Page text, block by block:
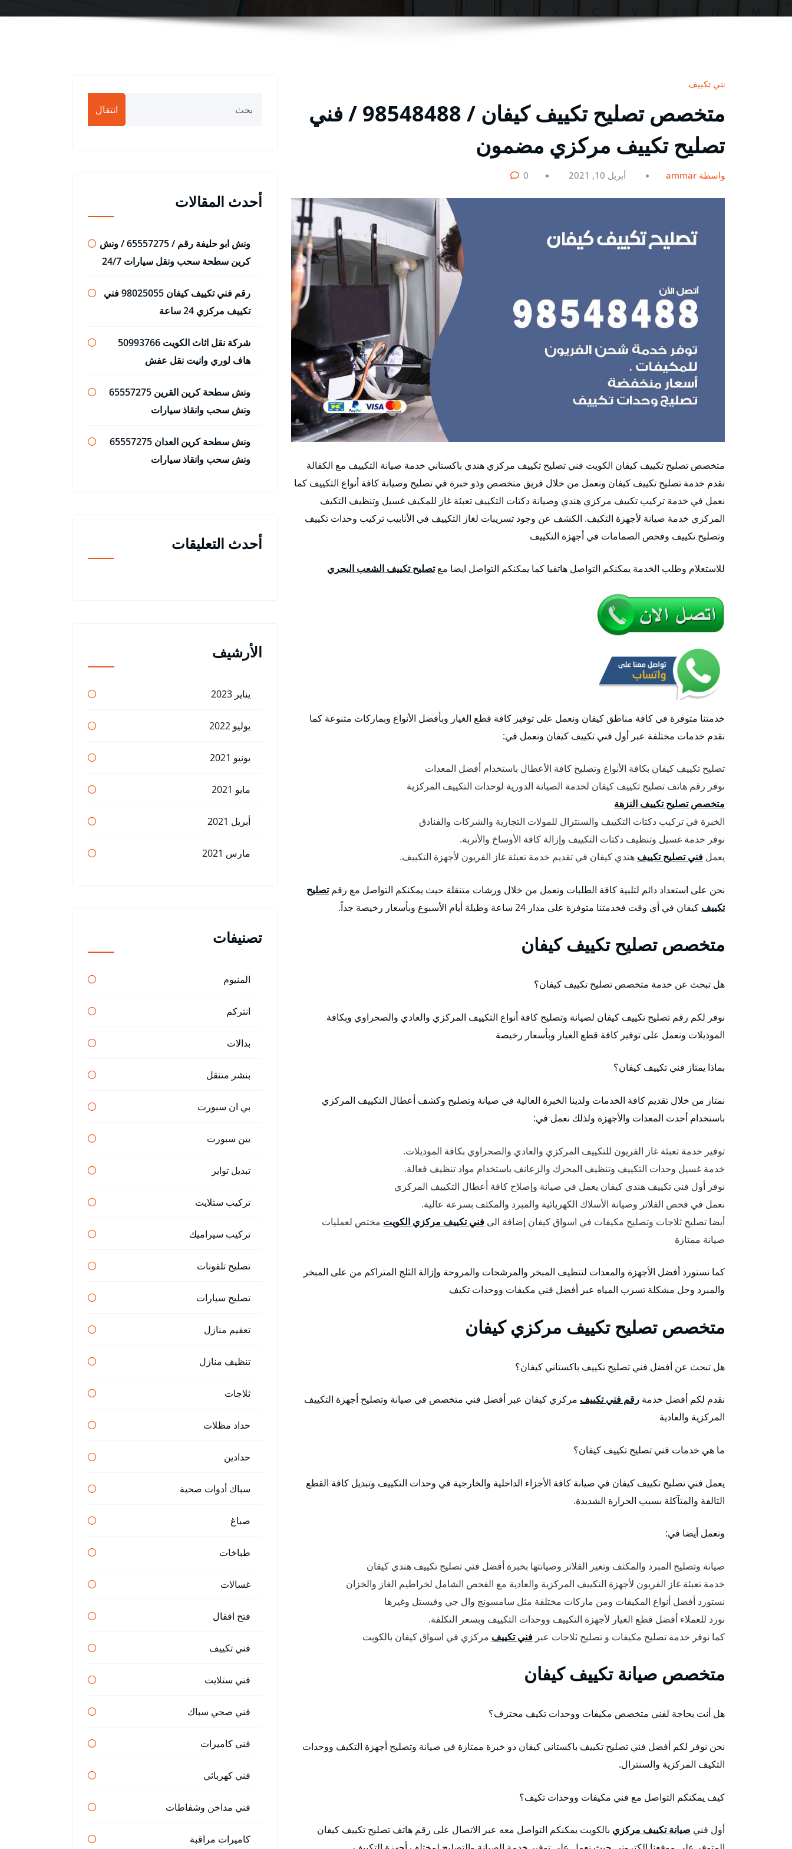
فني تكييف
متخصص تصليح تكييف كيفان / 98548488 / فني
تصليح تكييف مركزي مضمون
بواسطة ammar أبريل 10, 2021 0
متخصص تصليح تكييف كيفان الكويت فني تصليح تكييف مركزي هندي باكستاني خدمة صيانة التكييف مع الكفالة
نقدم خدمة تصليح تكييف كيفان ونعمل من خلال فريق متخصص وذو خبرة في تصليح وصيانة كافة أنواع التكييف كما
نعمل في خدمة تركيب تكييف مركزي هندي وصيانة دكتات التكييف تعبئة غاز للمكيف غسيل وتنظيف التكيف
المركزي خدمة صيانة لأجهزة التكيف. الكشف عن وجود تسريبات لغاز التكييف في الأنابيب تركيب وحدات تكييف
وتصليح تكييف وفحص الصمامات في أجهزة التكييف
للاستعلام وطلب الخدمة يمكنكم التواصل هاتفيا كما يمكنكم التواصل ايضا معتصليح تكييف الشعب البحري
خدمتنا متوفرة في كافة مناطق كيفان ونعمل على توفير كافة قطع الغيار وبأفضل الأنواع وبماركات متنوعة كما
نقدم خدمات مختلفة عبر أول فني تكييف كيفان ونعمل في:
تصليح تكييف كيفان بكافة الأنواع وتصليح كافة الأعطال باستخدام أفضل المعدات
نوفر رقم هاتف تصليح تكييف كيفان لخدمة الصيانة الدورية لوحدات التكييف المركزية
متخصص تصليح تكييف النزهة
الخبرة في تركيب دكتات التكييف والسنترال للمولات التجارية والشركات والفنادق
نوفر خدمة غسيل وتنظيف دكتات التكييف وإزالة كافة الأوساخ والأتربة.
يعمل فني تصليح تكييف هندي كيفان في تقديم خدمة تعبئة غاز الفريون لأجهزة التكييف.
نحن على استعداد دائم لتلبية كافة الطلبات ونعمل من خلال ورشات متنقلة حيث يمكنكم التواصل مع رقمتصليح
تكييف كيفان في أي وقت فخدمتنا متوفرة على مدار 24 ساعة وطيلة أيام الأسبوع وبأسعار رخيصة جداً.
متخصص تصليح تكييف كيفان
هل تبحث عن خدمة متخصص تصليح تكييف كيفان؟
نوفر لكم رقم تصليح تكييف كيفان لصيانة وتصليح كافة أنواع التكييف المركزي والعادي والصحراوي وبكافة
الموديلات ونعمل على توفير كافة قطع الغيار وبأسعار رخيصة
بماذا يمتاز فني تكييف كيفان؟
نمتاز من خلال تقديم كافة الخدمات ولدينا الخبرة العالية في صيانة وتصليح وكشف أعطال التكييف المركزي
باستخدام أحدث المعدات والأجهزة ولذلك نعمل في:
توفير خدمة تعبئة غاز الفريون للتكييف المركزي والعادي والصحراوي بكافة الموديلات.
خدمة غسيل وحدات التكييف وتنظيف المحرك والزعانف باستخدام مواد تنظيف فعالة.
نوفر أول فني تكييف هندي كيفان يعمل في صيانة وإصلاح كافة أعطال التكييف المركزي
نعمل في فحص الفلاتر وصيانة الأسلاك الكهربائية والمبرد والمكثف بسرعة عالية.
أيضا تصليح ثلاجات وتصليح مكيفات في اسواق كيفان إضافة الى فني تكييف مركزي الكويت مختص لعمليات
صيانة ممتازة
كما نستورد أفضل الأجهزة والمعدات لتنظيف المبخر والمرشحات والمروحة وإزالة الثلج المتراكم من على المبخر
والمبرد وحل مشكلة تسرب المياه عبر أفضل فني مكيفات ووحدات تكيف
متخصص تصليح تكييف مركزي كيفان
هل تبحث عن أفضل فني تصليح تكييف باكستاني كيفان؟
نقدم لكم أفضل خدمة رقم فني تكييف مركزي كيفان عبر أفضل فني متخصص في صيانة وتصليح أجهزة التكييف
المركزية والعادية
ما هي خدمات فني تصليح تكييف كيفان؟
يعمل فني تصليح تكييف كيفان في صيانة كافة الأجزاء الداخلية والخارجية في وحدات التكييف وتبديل كافة القطع
التالفة والمتآكلة بسبب الحرارة الشديدة.
ونعمل أيضا في:
صيانة وتصليح المبرد والمكثف وتغير الفلاتر وصيانتها بخبرة أفضل فني تصليح تكييف هندي كيفان
خدمة تعبئة غاز الفريون لأجهزة التكييف المركزية والعادية مع الفحص الشامل لخراطيم الغاز والخزان
نستورد أفضل أنواع المكيفات ومن ماركات مختلفة مثل سامسونج وال جي وفيستل وغيرها
نورد للعملاء أفضل قطع الغيار لأجهزة التكييف ووحدات التكييف وبسعر التكلفة.
كما نوفر خدمة تصليح مكيفات و تصليح ثلاجات عبر فني تكييف مركزي في اسواق كيفان بالكويت
متخصص صيانة تكييف كيفان
هل أنت بحاجة لفني متخصص مكيفات ووحدات تكيف محترف؟
نحن نوفر لكم أفضل فني تصليح تكييف باكستاني كيفان ذو خبرة ممتازة في صيانة وتصليح أجهزة التكيف ووحدات
التكيف المركزية والسنترال.
كيف يمكنكم التواصل مع فني مكيفات ووحدات تكيف؟
أول فني صيانة تكييف مركزي بالكويت يمكنكم التواصل معه عبر الاتصال على رقم هاتف تصليح تكييف كيفان
انتقال
أحدث المقالات
ونش ابو حليفة رقم / 65557275 / ونش
كرين سطحة سحب ونقل سيارات 24/7
رقم فني تكييف كيفان 98025055 فني
تكييف مركزي 24 ساعة
شركة نقل اثاث الكويت 50993766
هاف لوري وانيت نقل عفش
ونش سطحة كرين القرين 65557275
ونش سحب وانقاذ سيارات
ونش سطحة كرين العدان 65557275
ونش سحب وانقاذ سيارات
أحدث التعليقات
الأرشيف
يناير 2023
يوليو 2022
يونيو 2021
مايو 2021
أبريل 2021
مارس 2021
تصنيفات
المنيوم
انتركم
بدالات
بنشر متنقل
بي ان سبورت
بين سبورت
تبديل تواير
تركيب ستلايت
تركيب سيراميك
تصليح تلفونات
تصليح سيارات
تعقيم منازل
تنظيف منازل
ثلاجات
حداد مظلات
حدادين
سباك أدوات صحية
صباغ
طباخات
غسالات
فتح اقفال
فني تكييف
فني ستلايت
فني صحي سباك
فني كاميرات
فني كهربائي
فني مداخن وشفاطات
كاميرات مراقبة